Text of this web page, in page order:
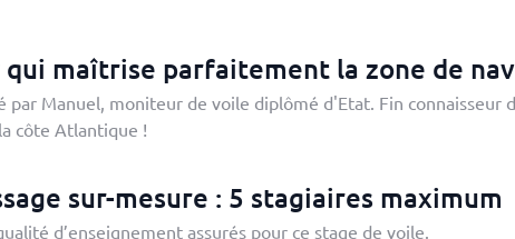
maîtrise parfaitement la zone de
par Manuel, moniteur de voile diplômé d'Etat. Fin
côte Atlantique !
sur-mesure : 5 stagiaires maximum
d’enseignement assurés pour ce stage de voile.